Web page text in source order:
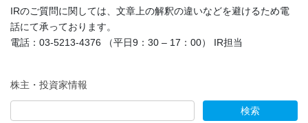
IRのご質問に関しては、文章上の解釈の違いなどを避けるため電
話にて承っております。
電話：03-5213-4376 （平日9：30 – 17：00） IR担当
株主・投資家情報